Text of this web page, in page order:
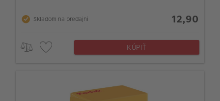
Skladom na predajni 12,90
KÚPIŤ